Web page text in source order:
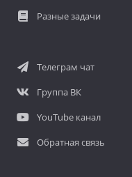
Разные задачи
Телеграм чат
Группа ВК
YouTube канал
Обратная связь